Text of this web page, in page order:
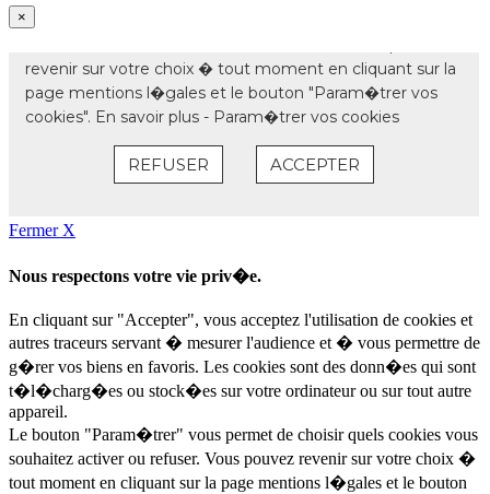
×
Fermer X
Nous respectons votre vie priv�e.
En cliquant sur "Accepter", vous acceptez l'utilisation de cookies et
autres traceurs servant � mesurer l'audience et � vous permettre de
g�rer vos biens en favoris. Les cookies sont des donn�es qui sont
t�l�charg�es ou stock�es sur votre ordinateur ou sur tout autre
appareil.
Le bouton "Param�trer" vous permet de choisir quels cookies vous
souhaitez activer ou refuser. Vous pouvez revenir sur votre choix �
tout moment en cliquant sur la page mentions l�gales et le bouton